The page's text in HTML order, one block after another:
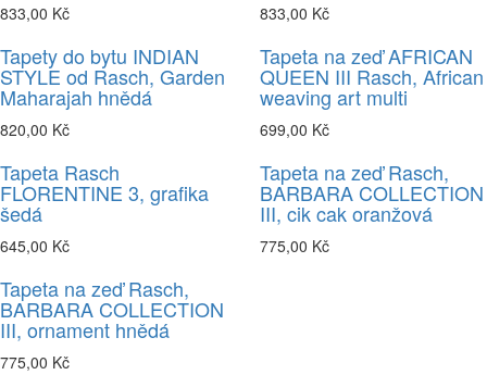
833,00 Kč 833,00 Kč
Tapety do bytu INDIAN
STYLE od Rasch, Garden
Maharajah hnědá
820,00 Kč
Tapeta na zeď AFRICAN
QUEEN III Rasch, African
weaving art multi
699,00 Kč
Tapeta Rasch
FLORENTINE 3, grafika
šedá
645,00 Kč
Tapeta na zeď Rasch,
BARBARA COLLECTION
III, cik cak oranžová
775,00 Kč
Tapeta na zeď Rasch,
BARBARA COLLECTION
III, ornament hnědá
775,00 Kč